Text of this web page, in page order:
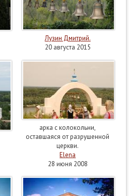
Лузин Дмитрий.
20 августа 2015
арка с колокольни,
оставшаяся от разрушенной
церкви.
Elena
28 июня 2008